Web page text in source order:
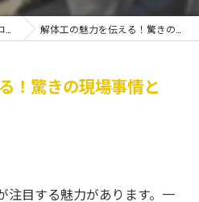
ム 解体工の魅力を伝える！驚きの現場事情とは？
！驚きの現場事情と
注目する魅力があります。一